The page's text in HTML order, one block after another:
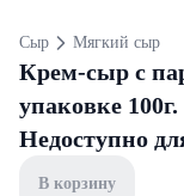
Сыр Мягкий сыр
Крем-сыр с
упаковке 100г.
Недоступно
В корзину